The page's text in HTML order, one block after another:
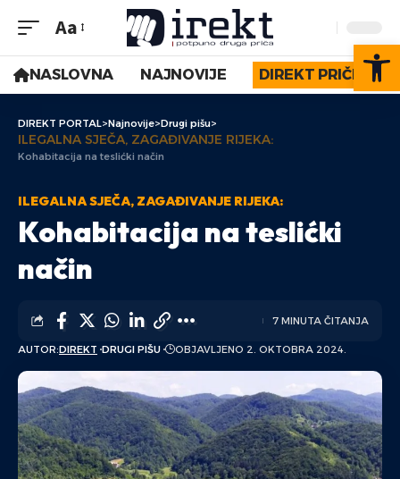
Aa
NASLOVNA NAJNOVIJE DIREKT PRIČE
DIREKT PORTAL>Najnovije>Drugi pišu>
ILEGALNA SJEČA, ZAGAĐIVANJE RIJEKA:
Kohabitacija na teslićki način
ILEGALNA SJEČA, ZAGAĐIVANJE RIJEKA:
Kohabitacija na teslićki
način
AUTOR:DIREKT DRUGI PIŠU OBJAVLJENO 2. OKTOBRA 2024.
7 MINUTA ČITANJA